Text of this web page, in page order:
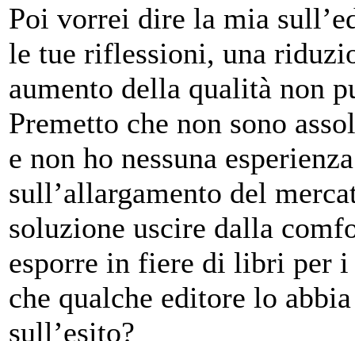
Poi vorrei dire la mia
le tue riflessioni, una
aumento della qualità non
Premetto che non sono
e non ho nessuna
sull’allargamento del
soluzione uscire dalla
esporre in fiere di libri per
che qualche editore lo
sull’esito?